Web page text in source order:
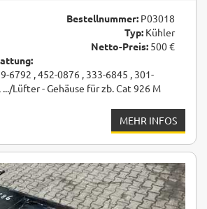
Bestellnummer: P03018
Typ: Kühler
Netto-Preis: 500 €
6792 , 452-0876 , 333-6845 , 301-
Lüfter - Gehäuse für zb. Cat 926 M
MEHR INFOS